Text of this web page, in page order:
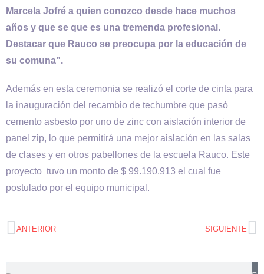
Marcela Jofré a quien conozco desde hace muchos
años y que se que es una tremenda profesional.
Destacar que Rauco se preocupa por la educación de
su comuna”.
Además en esta ceremonia se realizó el corte de cinta para
la inauguración del recambio de techumbre que pasó
cemento asbesto por uno de zinc con aislación interior de
panel zip, lo que permitirá una mejor aislación en las salas
de clases y en otros pabellones de la escuela Rauco. Este
proyecto tuvo un monto de $ 99.190.913 el cual fue
postulado por el equipo municipal.
ANTERIOR SIGUIENTE